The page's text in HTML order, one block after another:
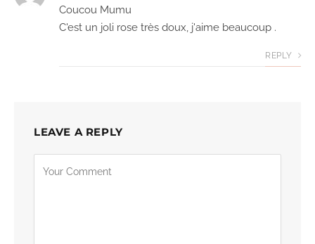
Coucou Mumu
C'est un joli rose très doux, j'aime beaucoup .
REPLY
LEAVE A REPLY